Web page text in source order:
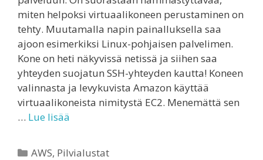
miten helpoksi virtuaalikoneen perustaminen on
tehty. Muutamalla napin painalluksella saa
ajoon esimerkiksi Linux-pohjaisen palvelimen.
Kone on heti näkyvissä netissä ja siihen saa
yhteyden suojatun SSH-yhteyden kautta! Koneen
valinnasta ja levykuvista Amazon käyttää
virtuaalikoneista nimitystä EC2. Menemättä sen
… Lue lisää
Kategoriat
AWS, Pilvialustat